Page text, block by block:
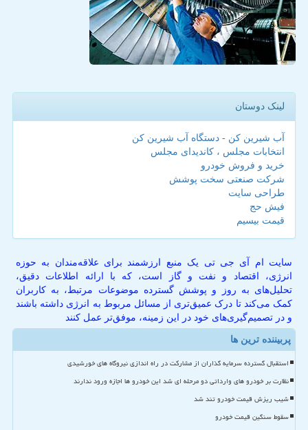
لینک دوستان
آب شیرین کن - دستگاه آب شیرین کن
انتخابات مجلس ، کاندیدای مجلس
خرید و فروش خودرو
شرکت صنعتی سخت پوشش
طراحی سایت
فیش حج
قیمت بیسیم
سایت ام آی جی تی یک منبع ارزشمند برای علاقه‌مندان به حوزه
انرژی، اقتصاد و نفت و گاز است، که با ارائه اطلاعات دقیق،
تحلیل‌های به روز و پوشش گسترده موضوعات مرتبط، به کاربران
کمک می‌کند تا درک عمیق‌تری از مسائل مربوط به انرژی داشته باشند
و در تصمیم‌گیری‌های خود در این زمینه، موفق‌تر عمل کنند
پربیننده ترین ها
استقبال گسترده سرمایه گذاران از مشارکت در راه اندازی نیروگاه های خورشیدی
نظارت بر خودرو های وارداتی دو مرحله ای شد این خودرو ها اجازه ورود ندارند
شیب ریزش قیمت خودرو تند شد
سقوط سنگین قیمت خودرو